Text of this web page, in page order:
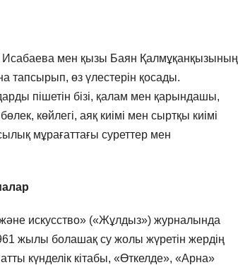
мен қызы Баян Қалмұқанқызының
тапсырып, өз үлестерін қосады.
пішетін бізі, қалам мен қарындашы,
көйлегі, аяқ киімі мен сыртқы киімі
мұрағаттағы суреттер мен
искусство» («Жұлдыз») журналында
жылы болашақ су жолы жүретін жердің
күнделік кітабы, «Өткелде», «Арна»